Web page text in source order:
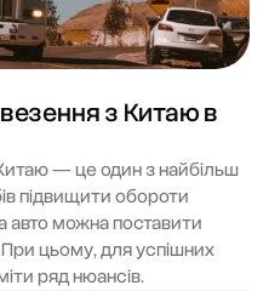
з Китаю в
— це один з найбільш
підвищити обороти
авто можна поставити
цьому, для успішних
ряд нюансів.